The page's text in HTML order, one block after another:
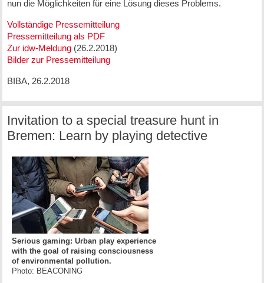
nun die Möglichkeiten für eine Lösung dieses Problems.
Vollständige Pressemitteilung
Pressemitteilung als PDF
Zur idw-Meldung(26.2.2018)
Bilder zur Pressemitteilung
BIBA, 26.2.2018
Invitation to a special treasure hunt in
Bremen: Learn by playing detective
Serious gaming: Urban play experience
with the goal of raising consciousness
of environmental pollution.
Photo: BEACONING